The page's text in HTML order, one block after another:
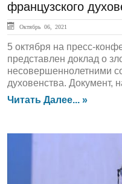
французского
Октябрь 06, 2021
5 октября на пресс-
представлен доклад о
несовершеннолетними
духовенства. Документ,
Читать Далее... »
ЛЕНТА